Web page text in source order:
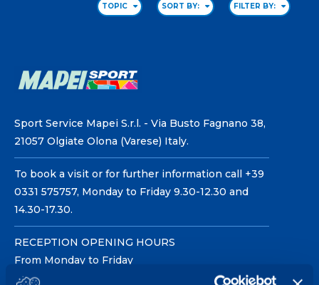
TOPIC SORT BY: FILTER BY:
Sport Service Mapei S.r.l. - Via Busto Fagnano 38,
21057 Olgiate Olona (Varese) Italy.
To book a visit or for further information call +39
0331 575757, Monday to Friday 9.30-12.30 and
14.30-17.30.
RECEPTION OPENING HOURS
From Monday to Friday
08.30 - 18.30